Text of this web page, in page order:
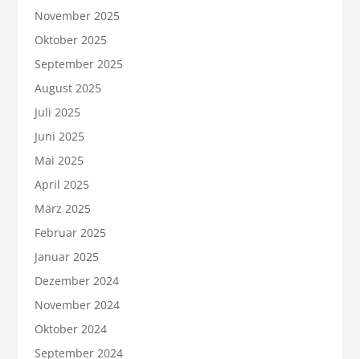
November 2025
Oktober 2025
September 2025
August 2025
Juli 2025
Juni 2025
Mai 2025
April 2025
März 2025
Februar 2025
Januar 2025
Dezember 2024
November 2024
Oktober 2024
September 2024